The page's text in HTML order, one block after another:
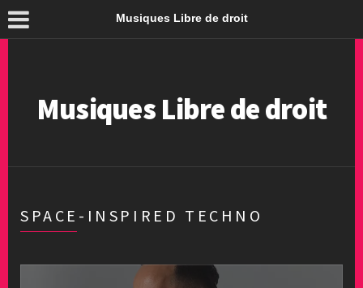
Musiques Libre de droit
Musiques Libre de droit
SPACE-INSPIRED TECHNO